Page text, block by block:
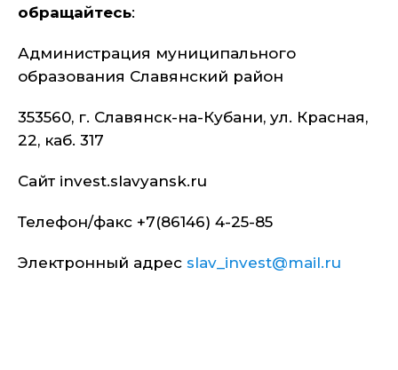
обращайтесь:
Администрация муниципального
образования Славянский район
353560, г. Славянск-на-Кубани, ул. Красная,
22, каб. 317
Сайт invest.slavyansk.ru
Телефон/факс +7(86146) 4-25-85
Электронный адрес slav_invest@mail.ru